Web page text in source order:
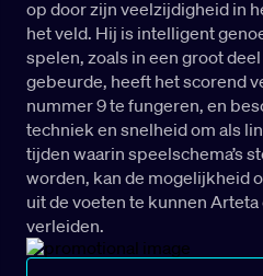
op door zijn veelzijdigheid in
het veld. Hij is intelligent
spelen, zoals in een groot
gebeurde, heeft het scorend
nummer 9 te fungeren, en
techniek en snelheid om als
tijden waarin speelschema’s
worden, kan de mogelijkheid
uit de voeten te kunnen
verleiden.